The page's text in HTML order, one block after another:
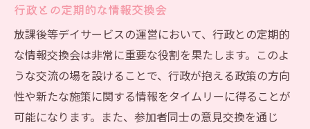
行政との定期的な情報交換会
放課後等デイサービスの運営において、行政との定期的
な情報交換会は非常に重要な役割を果たします。このよ
うな交流の場を設けることで、行政が抱える政策の方向
性や新たな施策に関する情報をタイムリーに得ることが
可能になります。また、参加者同士の意見交換を通じ